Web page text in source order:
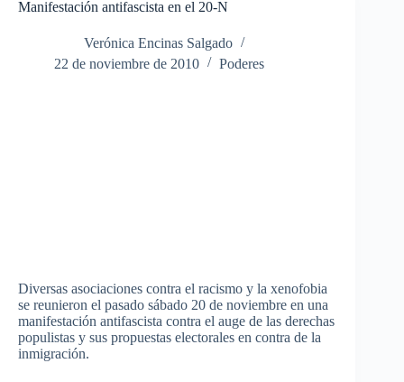
Manifestación antifascista en el 20-N
Verónica Encinas Salgado
22 de noviembre de 2010
Poderes
Diversas asociaciones contra el racismo y la xenofobia
se reunieron el pasado sábado 20 de noviembre en una
manifestación antifascista contra el auge de las derechas
populistas y sus propuestas electorales en contra de la
inmigración.